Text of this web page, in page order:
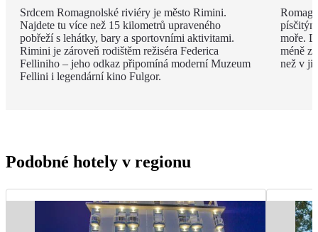
Srdcem Romagnolské riviéry je město Rimini.
Najdete tu více než 15 kilometrů upraveného
pobřeží s lehátky, bary a sportovními aktivitami.
Rimini je zároveň rodištěm režiséra Federica
Felliniho – jeho odkaz připomíná moderní Muzeum
Fellini i legendární kino Fulgor.
moře.
méně
než v
Podobné hotely v regionu